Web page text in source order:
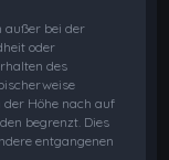
außer bei der
oder
des
Höhe nach auf
begrenzt. Dies
entgangenen